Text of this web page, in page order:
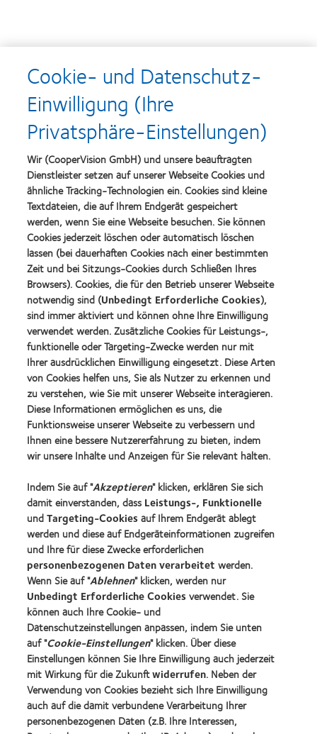
Auszeichnungen
Learn
more
about
Top-
Arbeitgeber
more
about
Silmo
d’Or-
Preis
für
das
beste
Produkt
mit
MyDay™
(2013)
Learn
more
about
VDCO
Young
Förderer
Learn
more
about
Spectaris
Mitglied
Learn
more
about
2019
BCLA
Industry
Award
Winner
Learn
more
about
German
Innovation
Award'22
Unsere Produkte
Kontaktlinsentechnologie
Kontaktlinsenspezialisten - Suche
Kontaktlinsen und Sehvermögen
Neuer Träger
Erfahrener Träger
Blog
Über CooperVision
Karriere
News-Zentrum
Kontakt
Cookie- und Datenschutz-
Einwilligung (Ihre
Privatsphäre-Einstellungen)
Wir (CooperVision GmbH) und unsere beauftragten
Dienstleister setzen auf unserer Webseite Cookies und
ähnliche Tracking-Technologien ein. Cookies sind kleine
Textdateien, die auf Ihrem Endgerät gespeichert
werden, wenn Sie eine Webseite besuchen. Sie können
Cookies jederzeit löschen oder automatisch löschen
lassen (bei dauerhaften Cookies nach einer bestimmten
Zeit und bei Sitzungs-Cookies durch Schließen Ihres
Browsers). Cookies, die für den Betrieb unserer Webseite
notwendig sind (Unbedingt Erforderliche Cookies),
sind immer aktiviert und können ohne Ihre Einwilligung
verwendet werden. Zusätzliche Cookies für Leistungs-,
funktionelle oder Targeting-Zwecke werden nur mit
Ihrer ausdrücklichen Einwilligung eingesetzt. Diese Arten
von Cookies helfen uns, Sie als Nutzer zu erkennen und
zu verstehen, wie Sie mit unserer Webseite interagieren.
Diese Informationen ermöglichen es uns, die
Funktionsweise unserer Webseite zu verbessern und
Ihnen eine bessere Nutzererfahrung zu bieten, indem
wir unsere Inhalte und Anzeigen für Sie relevant halten.
Indem Sie auf "Akzeptieren" klicken, erklären Sie sich
damit einverstanden, dass Leistungs-, Funktionelle
undTargeting-Cookiesauf Ihrem Endgerät ablegt
werden und diese auf Endgeräteinformationen zugreifen
und Ihre für diese Zwecke erforderlichen
personenbezogenen Daten verarbeitet werden.
Wenn Sie auf "Ablehnen" klicken, werden nur
Unbedingt Erforderliche Cookiesverwendet. Sie
können auch Ihre Cookie- und
Datenschutzeinstellungen anpassen, indem Sie unten
auf "Cookie-Einstellungen" klicken. Über diese
Einstellungen können Sie Ihre Einwilligung auch jederzeit
mit Wirkung für die Zukunftwiderrufen. Neben der
Verwendung von Cookies bezieht sich Ihre Einwilligung
auch auf die damit verbundene Verarbeitung Ihrer
personenbezogenen Daten (z.B. Ihre Interessen,